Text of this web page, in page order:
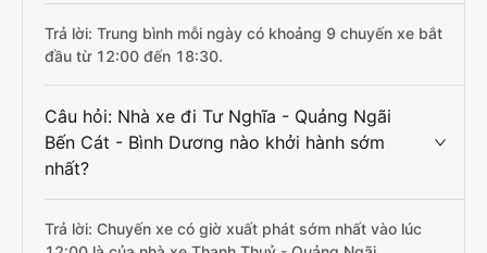
Trả lời: Trung bình mỗi ngày có khoảng 9 chuyến xe bắt
đầu từ 12:00 đến 18:30.
Câu hỏi: Nhà xe đi Tư Nghĩa - Quảng Ngãi
Bến Cát - Bình Dương nào khởi hành sớm
nhất?
Trả lời: Chuyến xe có giờ xuất phát sớm nhất vào lúc